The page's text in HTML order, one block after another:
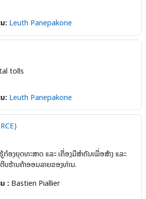
: Leuth Panepakone
tolls
: Leuth Panepakone
ອງຍຸດທະສາດ ແລະ ເຄື່ອງມືສຳຄັນເພື່ອສ້າງ ແລະ
ບຮ້ານຄ້າອອນລາຍຂອງທ່ານ.
: Bastien Piallier